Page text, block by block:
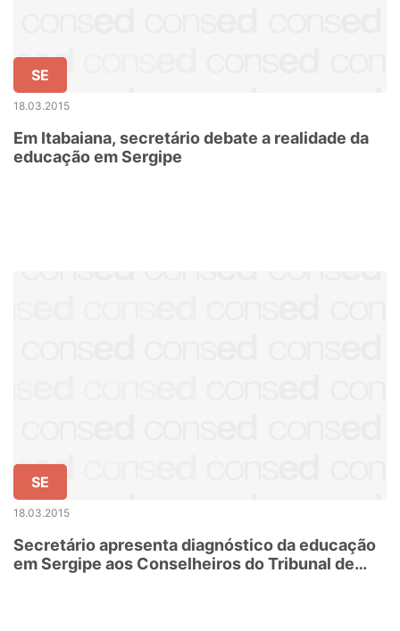
SE
18.03.2015
Em Itabaiana, secretário debate a realidade da
educação em Sergipe
SE
18.03.2015
Secretário apresenta diagnóstico da educação
em Sergipe aos Conselheiros do Tribunal de